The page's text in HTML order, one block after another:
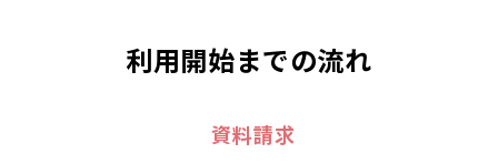
利用開始までの流れ
資料請求